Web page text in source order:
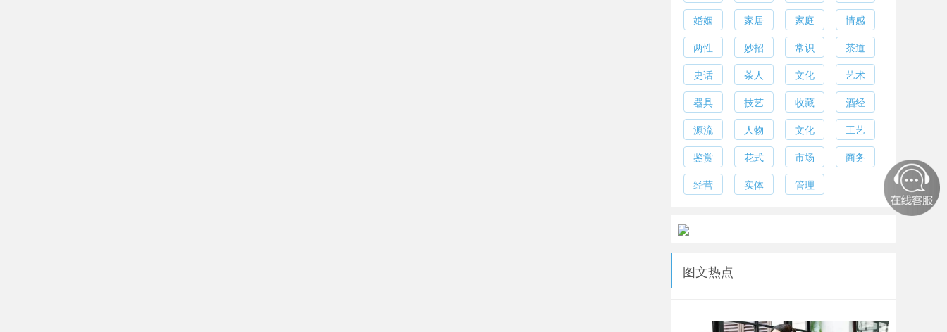
婚姻
家居 家庭
情感
两性
妙招 常识
茶道
史话
茶人 文化
艺术
器具
技艺 收藏
酒经
源流
人物 文化
工艺
鉴赏
花式 市场
商务
经营
实体 管理
图文热点